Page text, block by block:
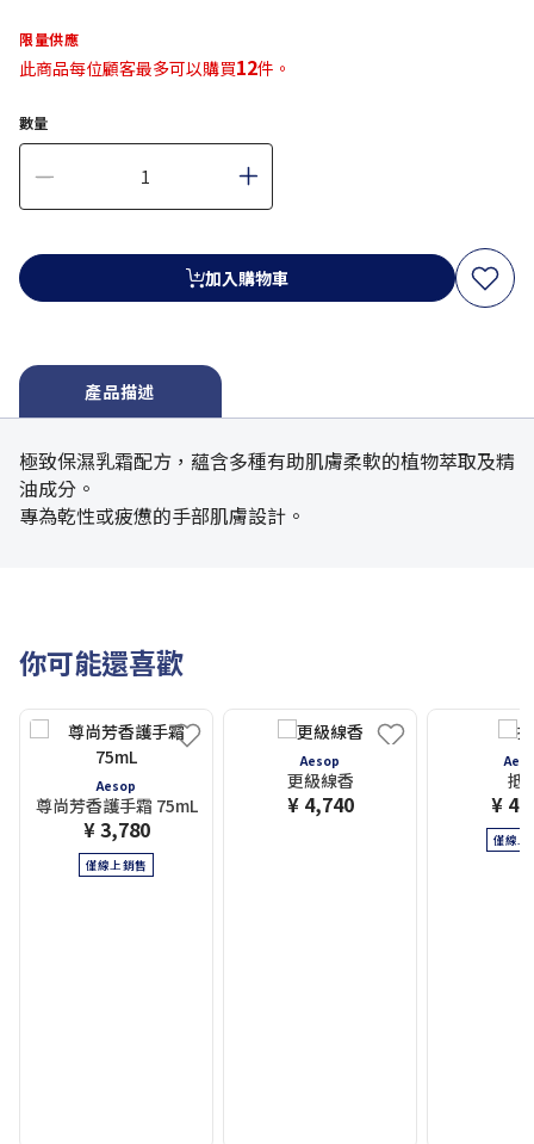
限量供應
此商品每位顧客最多可以購買12件。
數量
加入購物車
產品描述
極致保濕乳霜配方，蘊含多種有助肌膚柔軟的植物萃取及精
油成分。
專為乾性或疲憊的手部肌膚設計。
你可能還喜歡
Aesop
尊尚芳香護手霜 75mL
¥ 3,780
僅線上銷售
Aesop
更級線香
¥ 4,740
抵
¥
僅線上